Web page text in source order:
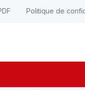
Politique de